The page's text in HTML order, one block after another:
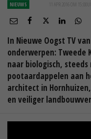
NIEUWS 11 APR 2016 OM 15:00
In Nieuwe Oogst TV
onderwerpen: Tweede
naar biologisch,
pootaardappelen aan
architect in
en veiliger